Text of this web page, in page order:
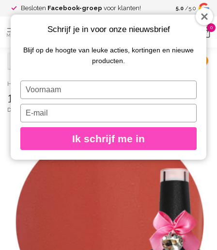
Besloten Facebook-groep voor klanten! Spaar voor
kortingen
5.0 /5.0
MENU
0
Home / 184 Gellak Sunny Peach 10 ml.
184 Gellak Sunny Peach 10 ml.
DIVA
Schrijf je in voor onze nieuwsbrief
Blijf op de hoogte van leuke acties, kortingen en nieuwe
producten.
Typ
je
naam
Typ
je
e-
in
Ik schrijf me in